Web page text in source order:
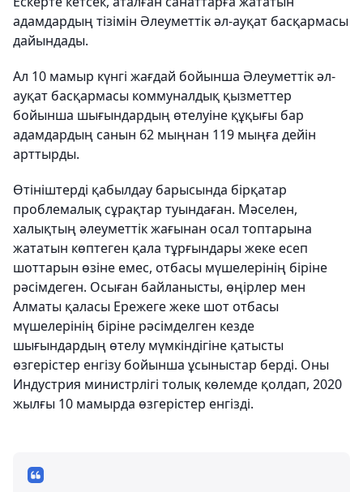
адамдардың тізімін Әлеуметтік әл-ауқат басқармасы
дайындады.
Ал 10 мамыр күнгі жағдай бойынша Әлеуметтік әл-
ауқат басқармасы коммуналдық қызметтер
бойынша шығындардың өтелуіне құқығы бар
адамдардың санын 62 мыңнан 119 мыңға дейін
арттырды.
Өтініштерді қабылдау барысында бірқатар
проблемалық сұрақтар туындаған. Мәселен,
халықтың әлеуметтік жағынан осал топтарына
жататын көптеген қала тұрғындары жеке есеп
шоттарын өзіне емес, отбасы мүшелерінің біріне
рәсімдеген. Осыған байланысты, өңірлер мен
Алматы қаласы Ережеге жеке шот отбасы
мүшелерінің біріне рәсімделген кезде
шығындардың өтелу мүмкіндігіне қатысты
өзгерістер енгізу бойынша ұсыныстар берді. Оны
Индустрия министрлігі толық көлемде қолдап, 2020
жылғы 10 мамырда өзгерістер енгізді.